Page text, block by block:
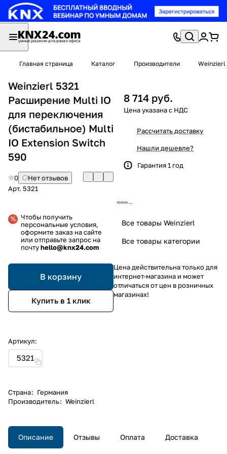
Главная страница Каталог Производители Weinzierl
Weinzierl 5321
Расширение Multi IO
для переключения
(бистабильное) Multi
IO Extension Switch
590
0
Нет отзывов
Арт. 5321
Чтобы получить
персональные условия,
оформите заказ на сайте
или отправьте запрос на
почтуhello@knx24.com
В корзину
Купить в 1 клик
Артикул:
5321
Страна: Германия
Производитель: Weinzierl
8 714 руб.
Рассчитать доставку
Нашли дешевле?
Гарантия 1 год
Все товары Weinzierl
Все товары категории
Цена действительна только для
интернет-магазина и может
отличаться от цен в розничных
магазинах!
Описание Отзывы Оплата Доставка